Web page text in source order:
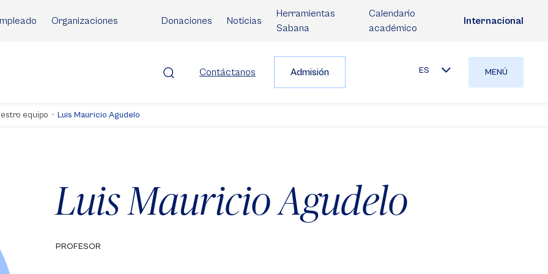
Organizaciones Donaciones Noticias
Herramientas
Sabana
Calendario
académico
Internacional
Contáctanos Admisión ES MENÚ
equipo Luis Mauricio Agudelo
Luis Mauricio Agudelo
PROFESOR